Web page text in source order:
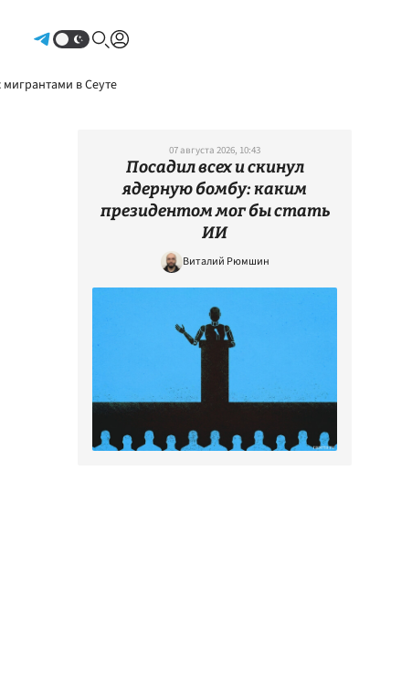
мигрантами в Сеуте
07 августа 2026, 10:43
Посадил всех и скинул
ядерную бомбу: каким
президентом мог бы стать
ИИ
Виталий Рюмшин